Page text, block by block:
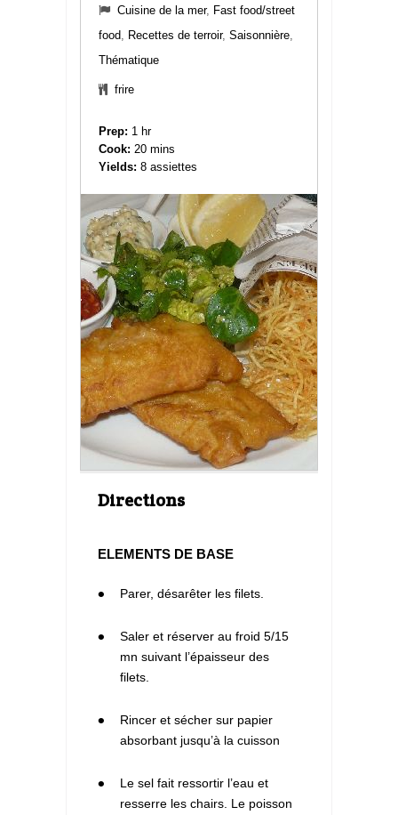
Cuisine de la mer, Fast food/street
food
Recettes de terroir, Saisonnière
Thématique
frire
Prep: 1 hr
Cook: 20 mins
Yields: 8 assiettes
Directions
ELEMENTS DE BASE
Parer, désarêter les filets.
Saler et réserver au froid 5/15
mn suivant l’épaisseur des
filets.
Rincer et sécher sur papier
absorbant jusqu’à la cuisson
Le sel fait ressortir l’eau et
resserre les chairs. Le poisson